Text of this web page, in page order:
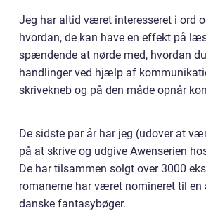
Jeg har altid været interesseret i ord
hvordan, de kan have en effekt på
spændende at nørde med, hvordan
handlinger ved hjælp af
skrivekneb og på den måde opnår
De sidste par år har jeg (udover at
på at skrive og udgive Awenserien
De har tilsammen solgt over 3000
romanerne har været nomineret til en
danske fantasybøger.